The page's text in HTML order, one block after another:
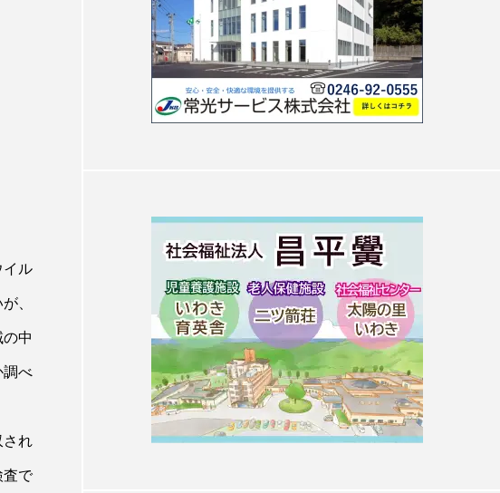
イル
、
中
調べ
され
査で